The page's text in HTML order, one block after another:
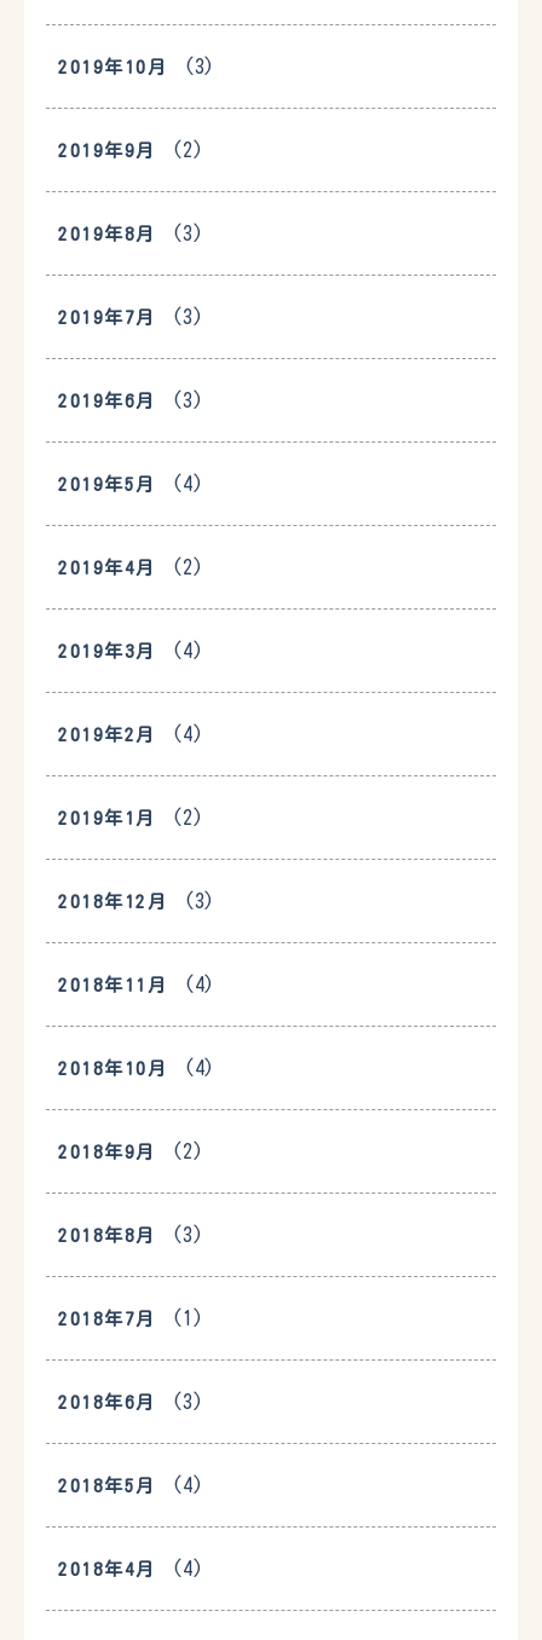
2019年10月 (3)
2019年9月 (2)
2019年8月 (3)
2019年7月 (3)
2019年6月 (3)
2019年5月 (4)
2019年4月 (2)
2019年3月 (4)
2019年2月 (4)
2019年1月 (2)
2018年12月 (3)
2018年11月 (4)
2018年10月 (4)
2018年9月 (2)
2018年8月 (3)
2018年7月 (1)
2018年6月 (3)
2018年5月 (4)
2018年4月 (4)